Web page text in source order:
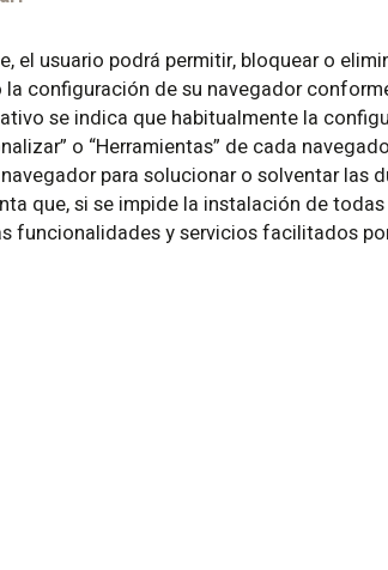
el usuario podrá permitir, bloquear o
configuración de su navegador
se indica que habitualmente la
o “Herramientas” de cada
para solucionar o solventar las
que, si se impide la instalación de
funcionalidades y servicios facilitados